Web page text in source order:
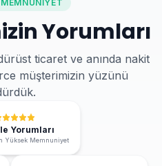
Yorumları
ticaret ve anında nakit
müşterimizin yüzünü
Yorumları
Yüksek Memnuniyet